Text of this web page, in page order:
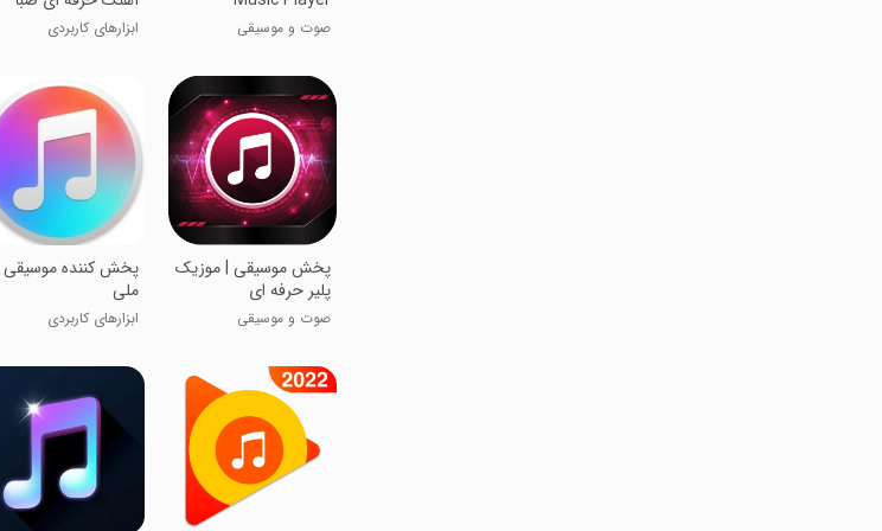
صوت و موسیقی ابزارهای کاربردی
پخش موسیقی | موزیک
پلیر حرفه ای
صوت و موسیقی
پخش کننده موسیقی
ملی
ابزارهای کاربردی